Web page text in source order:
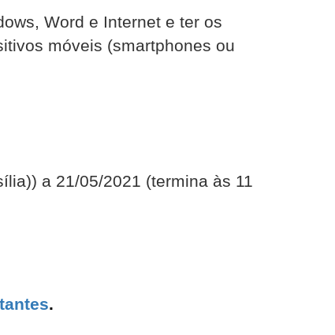
Word e Internet e ter os
móveis (smartphones ou
a 21/05/2021 (termina às 11
.